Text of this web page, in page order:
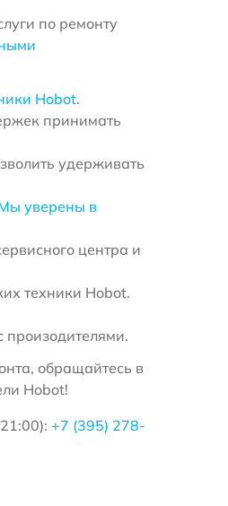
по ремонту
Hobot.
принимать
удерживать
уверены в
центра и
техники Hobot.
обращайтесь в
Hobot!
+7 (395) 278-